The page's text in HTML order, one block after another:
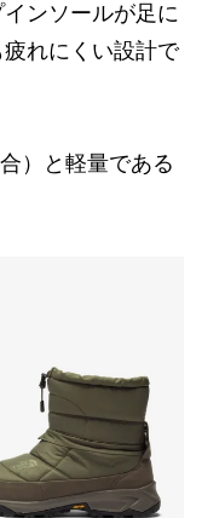
ンソールが足に
れにくい設計で
）と軽量である